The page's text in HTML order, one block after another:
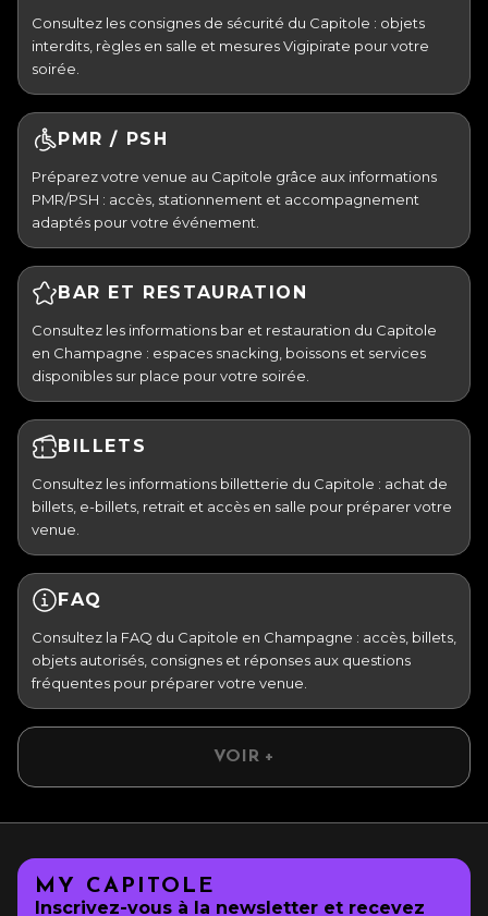
Consultez les consignes de sécurité du Capitole : objets
interdits, règles en salle et mesures Vigipirate pour votre
soirée.
PMR / PSH
Préparez votre venue au Capitole grâce aux informations
PMR/PSH : accès, stationnement et accompagnement
adaptés pour votre événement.
BAR ET RESTAURATION
Consultez les informations bar et restauration du Capitole
en Champagne : espaces snacking, boissons et services
disponibles sur place pour votre soirée.
BILLETS
Consultez les informations billetterie du Capitole : achat de
billets, e-billets, retrait et accès en salle pour préparer votre
venue.
FAQ
Consultez la FAQ du Capitole en Champagne : accès, billets,
objets autorisés, consignes et réponses aux questions
fréquentes pour préparer votre venue.
VOIR +
MY CAPITOLE
Inscrivez-vous à la newsletter et recevez